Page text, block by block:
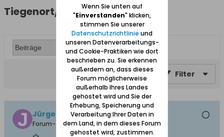
Tiegenort/Tujsk
Filter
Jürgen Albrecht
Forum-Teilnehmer
Wenn Sie unten auf
"Einverstanden" klicken,
stimmen Sie unserer
Datenschutzrichtlinie und
unseren Datenverarbeitungs-
und Cookie-Praktiken wie dort
beschrieben zu. Sie erkennen
außerdem an, dass dieses
Forum möglicherweise
außerhalb Ihres Landes
gehostet wird und Sie der
Erhebung, Speicherung und
Verarbeitung Ihrer Daten in
dem Land, in dem dieses Forum
gehostet wird, zustimmen.